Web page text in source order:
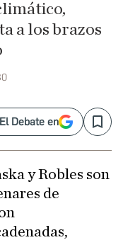
a los brazos
Debate en Save
y Robles son
de